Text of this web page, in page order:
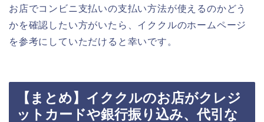
お店でコンビニ支払いの支払い方法が使えるのかどう
かを確認したい方がいたら、イククルのホームページ
を参考にしていただけると幸いです。
【まとめ】イククルのお店がクレジ
ットカードや銀行振り込み、代引な